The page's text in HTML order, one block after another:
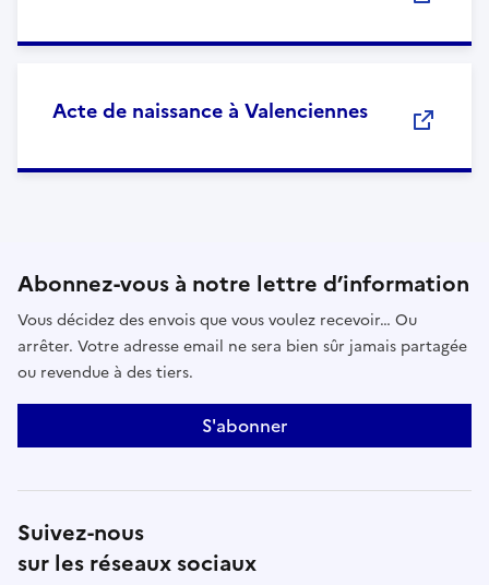
Acte de naissance à Valenciennes
Abonnez-vous à notre lettre d’information
Vous décidez des envois que vous voulez recevoir… Ou
arrêter. Votre adresse email ne sera bien sûr jamais partagée
ou revendue à des tiers.
S'abonner
Suivez-nous
sur les réseaux sociaux